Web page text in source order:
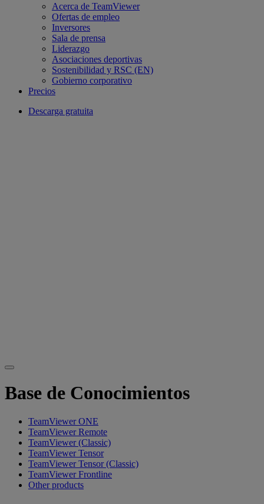
Acerca de TeamViewer
Ofertas de empleo
Inversores
Sala de prensa
Liderazgo
Asociaciones deportivas
Sostenibilidad y RSC (EN)
Gobierno corporativo
Precios
Descarga gratuita
Base de Conocimientos
TeamViewer ONE
TeamViewer Remote
TeamViewer (Classic)
TeamViewer Tensor
TeamViewer Tensor (Classic)
TeamViewer Frontline
Other products